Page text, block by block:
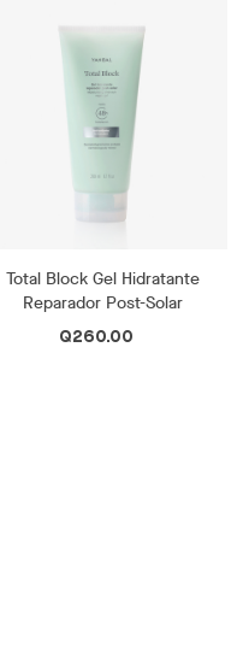
Total Block Gel Hidratante
Reparador Post-Solar
Q260.00